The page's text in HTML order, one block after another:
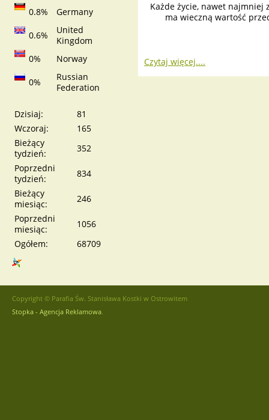
0.8%
Germany
0.6%
United
Kingdom
0%
Norway
0%
Russian
Federation
Dzisiaj:
81
Wczoraj:
165
Bieżący
tydzień:
352
Poprzedni
tydzień:
834
Bieżący
miesiąc:
246
Poprzedni
miesiąc:
1056
Ogółem:
68709
Każde życie, nawet najmniej
ma wieczną wartość
Czytaj więcej....
Copyright © Parafia Św. Stanisława Kostki w Ostrowitem
Stopka - Agencja Reklamowa.